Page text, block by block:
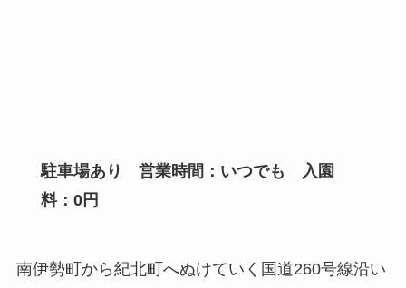
駐車場あり 営業時間：いつでも 入園
料：0円
南伊勢町から紀北町へぬけていく国道260号線沿い